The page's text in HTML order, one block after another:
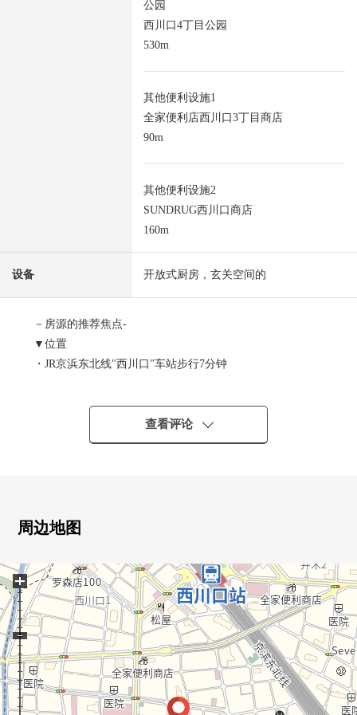
公园
西川口4丁目公园
530m
其他便利设施1
全家便利店西川口3丁目商店
90m
其他便利设施2
SUNDRUG西川口商店
160m
设备 开放式厨房，玄关空间的
－房源的推荐焦点-
▼位置
・JR京浜东北线"西川口"车站步行7分钟
・上学便利并且到仲町小学、仲町中学步行10分钟的范围
▼房间的特徴
・专用门
・约16张塌塌米宽敞的LDK
▼设备
・与家族的对话有弹性的开放式厨房
・在日式房间，各西式房间收纳有
▼翻新内容(完毕已经)
查看评论
周边地图
+